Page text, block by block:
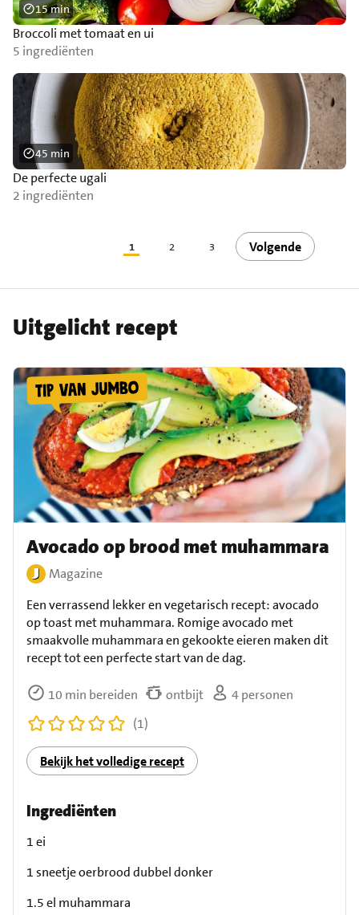
Broccoli met tomaat en ui
5 ingrediënten
15 min
De perfecte ugali
2 ingrediënten
45 min
1 2 3 Volgende
Uitgelicht recept
Avocado op brood met muhammara
Magazine
Een verrassend lekker en vegetarisch recept: avocado
op toast met muhammara. Romige avocado met
smaakvolle muhammara en gekookte eieren maken dit
recept tot een perfecte start van de dag.
10 min bereiden ontbijt
4 personen
(1)
Bekijk het volledige recept
Ingrediënten
1 ei
1 sneetje oerbrood dubbel donker
1.5 el muhammara